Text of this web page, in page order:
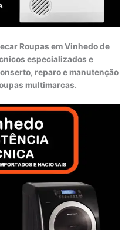
Roupas em Vinhedo de
especializados e
reparo e manutenção
multimarcas.